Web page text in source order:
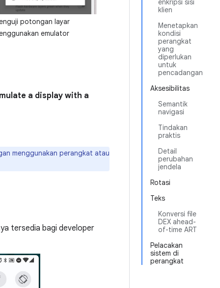
enkripsi sisi
klien
Menetapkan
kondisi
perangkat
yang
diperlukan
untuk
pencadangan
Aksesibilitas
Semantik
navigasi
Tindakan
praktis
Detail
perubahan
jendela
Rotasi
Teks
Konversi file
DEX ahead-
of-time ART
Pelacakan
sistem di
perangkat
potongan layar
emulator
a display with a
menggunakan perangkat atau
tersedia bagi developer